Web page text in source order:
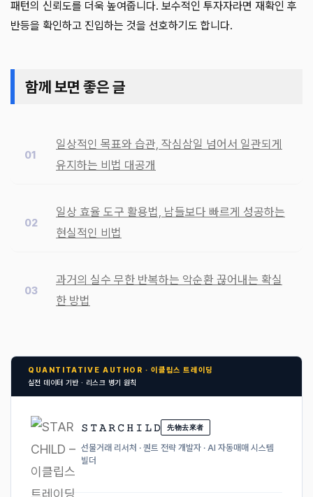
패턴의 신뢰도를 더욱 높여줍니다. 보수적인 투자자라면 재확인 후
반등을 확인하고 진입하는 것을 선호하기도 합니다.
함께 보면 좋은 글
일상적인 목표와 습관, 작심삼일 넘어서 일관되게
유지하는 비법 대공개
일상 효율 도구 활용법, 남들보다 빠르게 성공하는
현실적인 비법
과거의 실수 무한 반복하는 악순환 끊어내는 확실
한 방법
QUANTITATIVE AUTHOR · 이클립스 트레이딩
실전 데이터 기반 · 리스크 병기 원칙
𝚂 𝚃 𝙰 𝚁 𝙲 𝙷 𝙸 𝙻 𝙳 先物去來者
선물거래 리서처 · 퀀트 전략 개발자 · AI 자동매매 시스템
빌더